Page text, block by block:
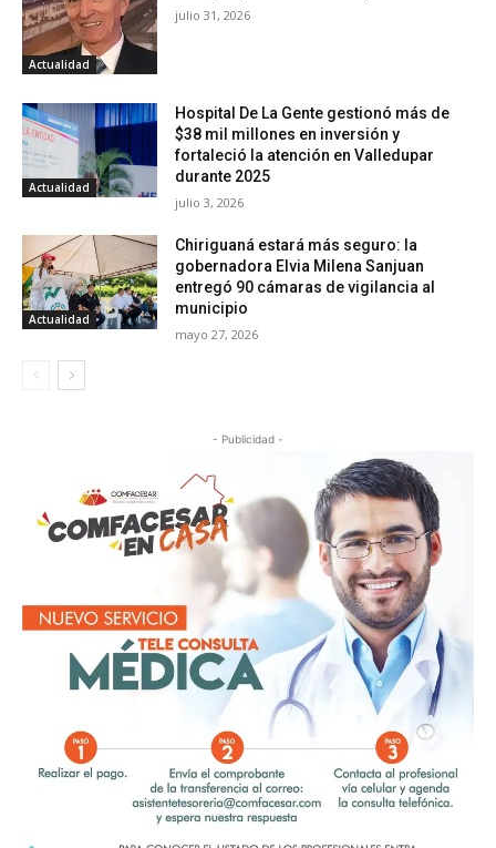
Actualidad
julio 31, 2026
Actualidad
Hospital De La Gente gestionó más de
$38 mil millones en inversión y
fortaleció la atención en Valledupar
durante 2025
julio 3, 2026
Actualidad
Chiriguaná estará más seguro: la
gobernadora Elvia Milena Sanjuan
entregó 90 cámaras de vigilancia al
municipio
mayo 27, 2026
- Publicidad -